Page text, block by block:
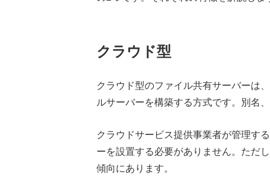
クラウド型
クラウド型のファイル共有サーバーは
ルサーバーを構築する方式です。別名
クラウドサービス提供事業者が管理す
ーを設置する必要がありません。ただ
傾向にあります。